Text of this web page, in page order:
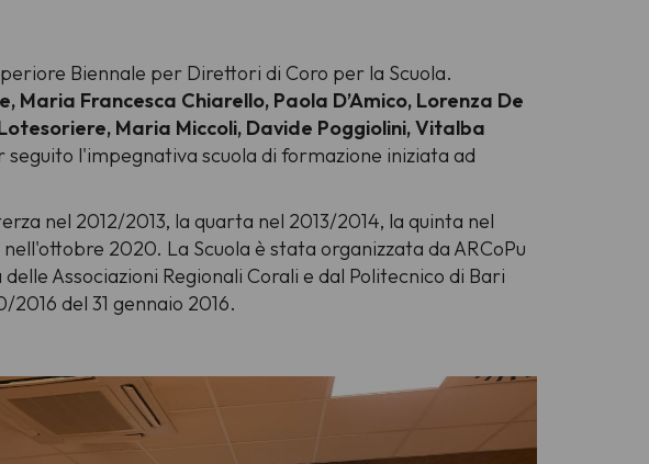
Biennale per Direttori di Coro per la Scuola.
Francesca Chiarello, Paola D’Amico, Lorenza De
Maria Miccoli, Davide Poggiolini, Vitalba
l'impegnativa scuola di formazione iniziata ad
nel 2012/2013, la quarta nel 2013/2014, la quinta nel
2020. La Scuola è stata organizzata da ARCoPu
Associazioni Regionali Corali e dal Politecnico di Bari
del 31 gennaio 2016.